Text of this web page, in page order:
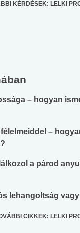
KÉRDÉSEK: LELKI
– hogyan
félelmeiddel –
a párod
lehangoltság
CIKKEK: LELKI